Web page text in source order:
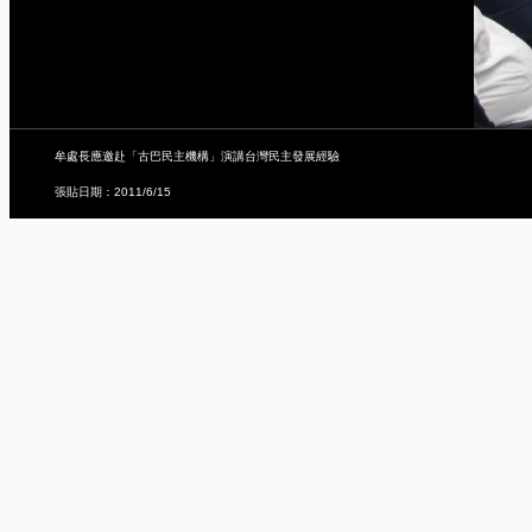
牟處長應邀赴「古巴民主機構」演講台灣民主發展經驗
張貼日期：2011/6/15